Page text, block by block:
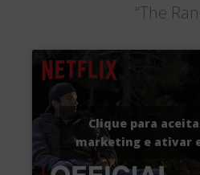
“The
Clique para
marketing e ativar